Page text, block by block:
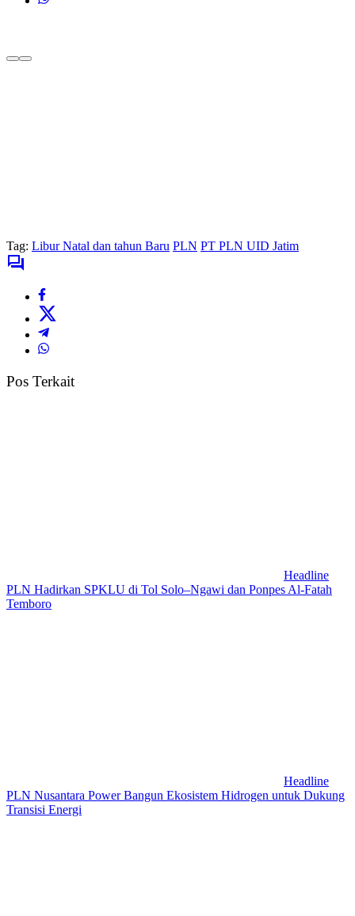
Tag: Libur Natal dan tahun Baru PLN PT PLN UID Jatim
Pos Terkait
Headline
PLN Hadirkan SPKLU di Tol Solo–Ngawi dan Ponpes Al-Fatah
Temboro
Headline
PLN Nusantara Power Bangun Ekosistem Hidrogen untuk Dukung
Transisi Energi